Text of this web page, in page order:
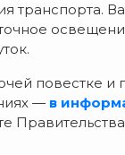
транспорта.
повестке и
— в